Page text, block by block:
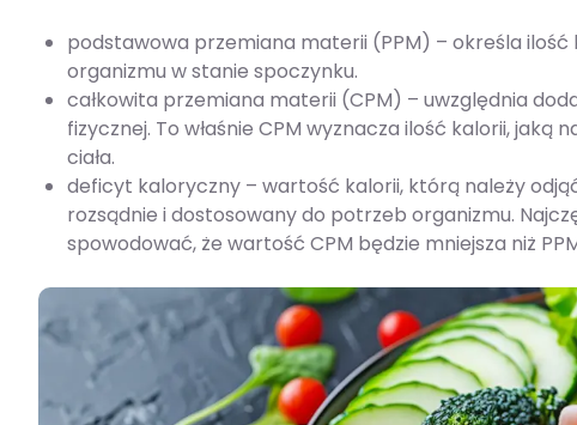
podstawowa przemiana materii (PPM) – określa
organizmu w stanie spoczynku.
całkowita przemiana materii (CPM) – uwzględnia
fizycznej. To właśnie CPM wyznacza ilość kalorii,
ciała.
deficyt kaloryczny – wartość kalorii, którą należy
rozsądnie i dostosowany do potrzeb organizmu.
spowodować, że wartość CPM będzie mniejsza niż